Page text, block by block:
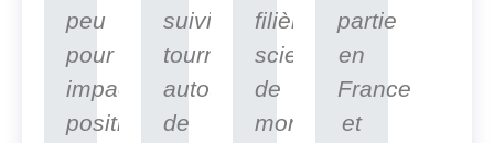
peu
pour
impacter
positivement
suivies,
tournaient
autour
de
filières
scientifiques
de
mon
partie
en
France
et